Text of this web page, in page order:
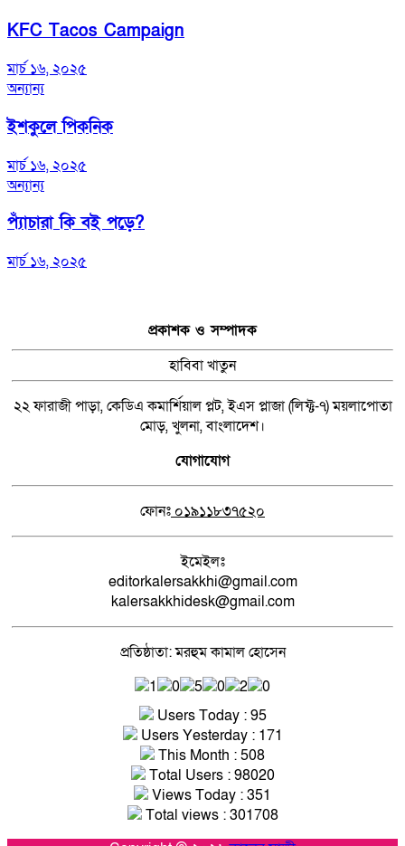
KFC Tacos Campaign
মার্চ ১৬, ২০২৫
অন্যান্য
ইশকুলে পিকনিক
মার্চ ১৬, ২০২৫
অন্যান্য
প্যাঁচারা কি বই পড়ে?
মার্চ ১৬, ২০২৫
প্রকাশক ও সম্পাদক
হাবিবা খাতুন
২২ ফারাজী পাড়া, কেডিএ কমার্শিয়াল প্লট, ইএস প্লাজা (লিফ্ট-৭) ময়লাপোতা
মোড়, খুলনা, বাংলাদেশ।
যোগাযোগ
ফোনঃ ০১৯১১৮৩৭৫২০
ইমেইলঃ
editorkalersakkhi@gmail.com
kalersakkhidesk@gmail.com
প্রতিষ্ঠাতা: মরহুম কামাল হোসেন
Users Today : 95
Users Yesterday : 171
This Month : 508
Total Users : 98020
Views Today : 351
Total views : 301708